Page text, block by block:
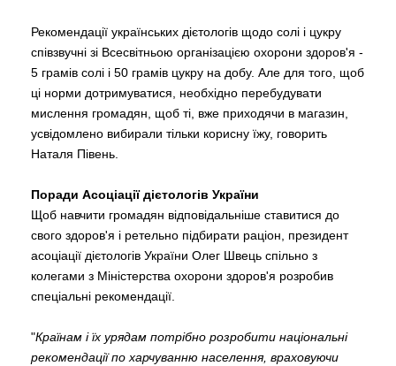
Рекомендації українських дієтологів щодо солі і цукру
співзвучні зі Всесвітньою організацією охорони здоров'я -
5 грамів солі і 50 грамів цукру на добу. Але для того, щоб
ці норми дотримуватися, необхідно перебудувати
мислення громадян, щоб ті, вже приходячи в магазин,
усвідомлено вибирали тільки корисну їжу, говорить
Наталя Півень.
Поради Асоціації дієтологів України
Щоб навчити громадян відповідальніше ставитися до
свого здоров'я і ретельно підбирати раціон, президент
асоціації дієтологів України Олег Швець спільно з
колегами з Міністерства охорони здоров'я розробив
спеціальні рекомендації.
"Країнам і їх урядам потрібно розробити національні
рекомендації по харчуванню населення, враховуючи